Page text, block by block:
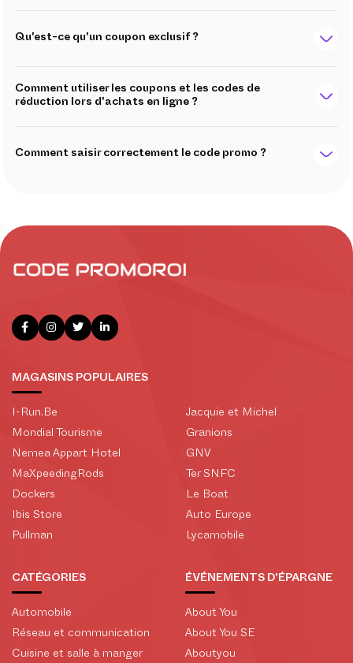
Qu'est-ce qu'un coupon exclusif ?
Comment utiliser les coupons et les codes de
réduction lors d'achats en ligne ?
Comment saisir correctement le code promo ?
MAGASINS POPULAIRES
I-Run.Be
Mondial Tourisme
Nemea Appart Hotel
MaXpeedingRods
Dockers
Ibis Store
Pullman
Jacquie et Michel
Granions
GNV
Ter SNFC
Le Boat
Auto Europe
Lycamobile
CATÉGORIES
Automobile
Réseau et communication
Cuisine et salle à manger
ÉVÉNEMENTS D'ÉPARGNE
About You
About You SE
Aboutyou